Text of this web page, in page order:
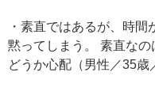
・素直ではあるが、時間
黙ってしまう。 素直な
どうか心配（男性／35歳